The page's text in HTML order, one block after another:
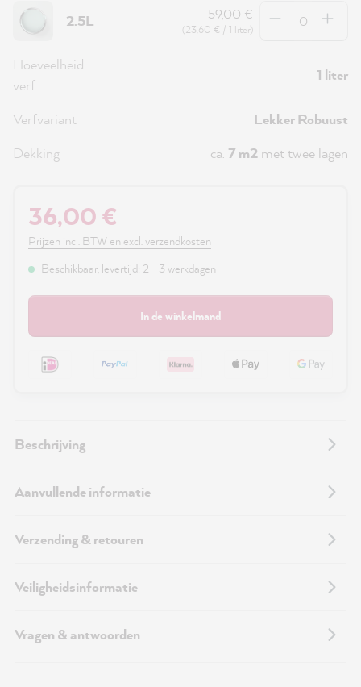
2.5L 59,00 €
(23,60 € / 1 liter)
Hoeveelheid
Hoeveelheid
verf
1 liter
Verfvariant
Lekker Robuust
Dekking
ca. 7 m2 met twee lagen
36,00 €
Prijzen incl. BTW en excl. verzendkosten
Beschikbaar, levertijd: 2 - 3 werkdagen
In de winkelmand
Beschrijving
Aanvullende informatie
Verzending & retouren
Veiligheidsinformatie
Vragen & antwoorden